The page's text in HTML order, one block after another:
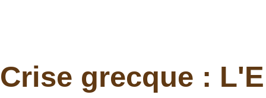
Crise grecque :